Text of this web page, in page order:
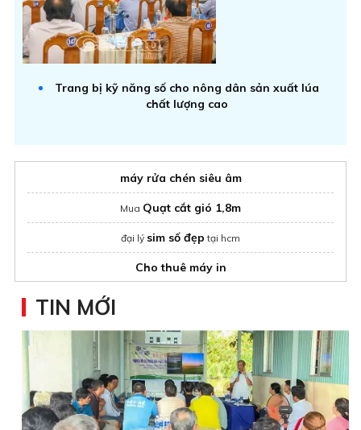
Trang bị kỹ năng số cho nông dân sản xuất lúa
chất lượng cao
máy rửa chén siêu âm
Mua Quạt cắt gió 1,8m
đại lý sim số đẹp tại hcm
Cho thuê máy in
Giá
Quạt hút mùi nối ống Phi 150
Thuêvps gpuchơi game
TIN MỚI